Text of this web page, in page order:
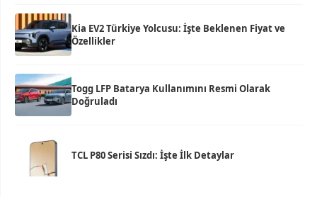
Kia EV2 Türkiye Yolcusu: İşte Beklenen Fiyat ve
Özellikler
Togg LFP Batarya Kullanımını Resmi Olarak
Doğruladı
TCL P80 Serisi Sızdı: İşte İlk Detaylar